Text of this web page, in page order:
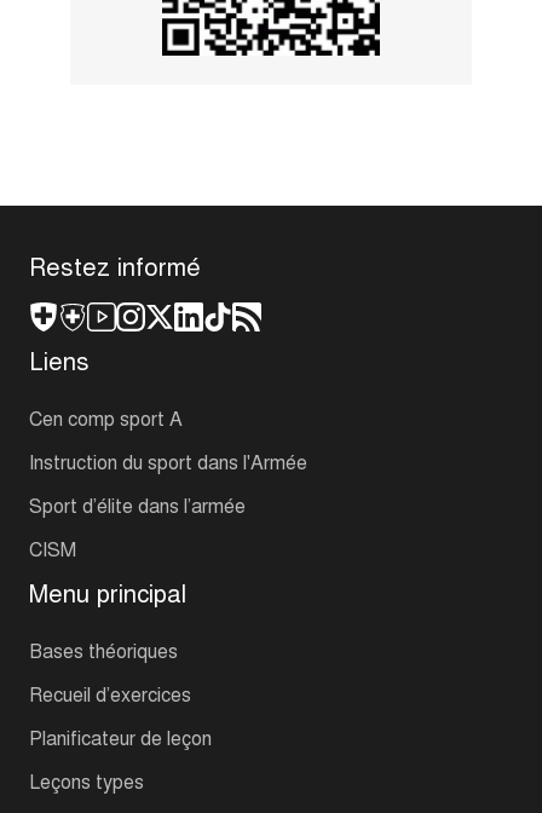
Restez informé
Liens
Cen comp sport A
Instruction du sport dans l'Armée
Sport d’élite dans l’armée
CISM
Menu principal
Bases théoriques
Recueil d’exercices
Planificateur de leçon
Leçons types